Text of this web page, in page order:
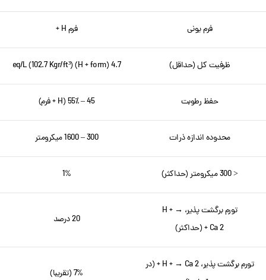
فرم یونی فرم H +
ظرفیت کل (حداقل) 4.7 eq/L (102.7 Kgr/ft³) (H + form)
حفظ رطوبت 45 – 55٪ (H + فرم)
محدوده اندازه ذرات 300 – 1600 میکرومتر
< 300 میکرومتر (حداکثر) 1%
تورم برگشت پذیر، H + →
Ca 2 + (حداکثر)
20 درصد
تورم برگشت پذیر، H + → Ca 2 + (در
7% (تقریبا)